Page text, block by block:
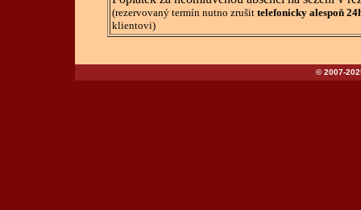
(rezervovaný termín nutno zrušit telefonicky alespoň
klientovi)
© 2007-